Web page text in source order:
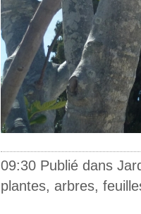
09:30 Publié dans
plantes, arbres,